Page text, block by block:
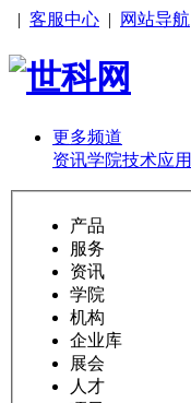
| 客服中心 | 网站导航
更多频道
资讯学院技术应用
产品
服务
资讯
学院
机构
企业库
展会
人才